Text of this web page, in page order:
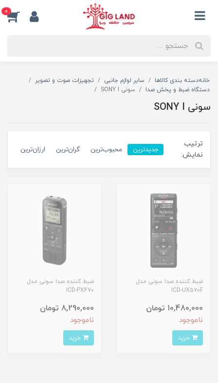
0
خانهدسته بندی کالاها سایر لوازم جانبی
تجهیزات صوت و تصویر
دستگاه ضبط و پخش صدا
سونی SONY I
سونی SONY I
ترتیب
نمایش:
جدیدترین محبوب‌ترین گران‌ترین ارزان‌ترین
ضبط کننده صدا سونی مدل
ICD-UX570F
10,480,000 تومان
ناموجود
ضبط کننده صدا سونی مدل
ICD-PX470
8,290,000 تومان
ناموجود